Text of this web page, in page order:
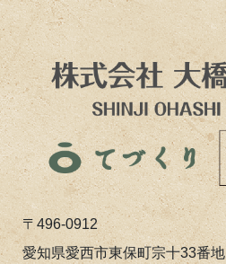
〒496-0912
愛知県愛西市東保町宗十33番地